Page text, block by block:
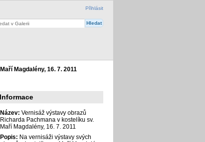
Přihlásit
Magdalény, 16. 7. 2011
Informace
Název: Vernisáž výstavy obrazů
Richarda Pachmana v kostelíku sv.
Maří Magdalény, 16. 7. 2011
Popis: Na vernisáži výstavy svých